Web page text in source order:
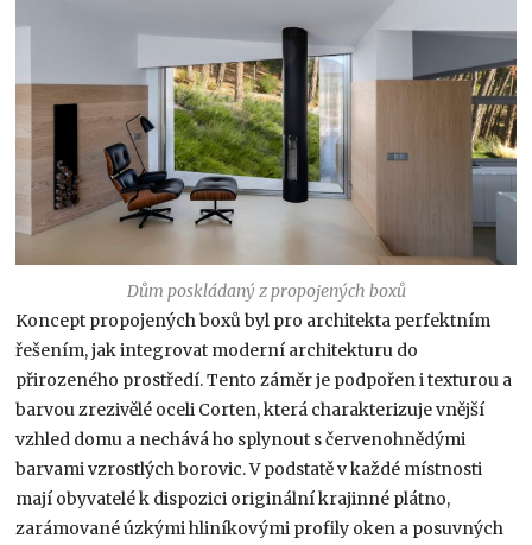
Dům poskládaný z propojených boxů
Koncept propojených boxů byl pro architekta perfektním
řešením, jak integrovat moderní architekturu do
přirozeného prostředí. Tento záměr je podpořen i texturou a
barvou zrezivělé oceli Corten, která charakterizuje vnější
vzhled domu a nechává ho splynout s červenohnědými
barvami vzrostlých borovic. V podstatě v každé místnosti
mají obyvatelé k dispozici originální krajinné plátno,
zarámované úzkými hliníkovými profily oken a posuvných